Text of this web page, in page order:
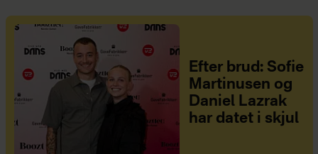
Efter brud: Sofie
Martinusen og
Daniel Lazrak
har datet i skjul